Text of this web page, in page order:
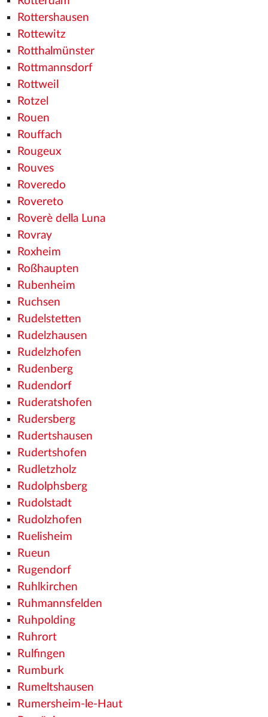
Rottershausen
Rottewitz
Rotthalmünster
Rottmannsdorf
Rottweil
Rotzel
Rouen
Rouffach
Rougeux
Rouves
Roveredo
Rovereto
Roverè della Luna
Rovray
Roxheim
Roßhaupten
Rubenheim
Ruchsen
Rudelstetten
Rudelzhausen
Rudelzhofen
Rudenberg
Rudendorf
Ruderatshofen
Rudersberg
Rudertshausen
Rudertshofen
Rudletzholz
Rudolphsberg
Rudolstadt
Rudolzhofen
Ruelisheim
Rueun
Rugendorf
Ruhlkirchen
Ruhmannsfelden
Ruhpolding
Ruhrort
Rulfingen
Rumburk
Rumeltshausen
Rumersheim-le-Haut